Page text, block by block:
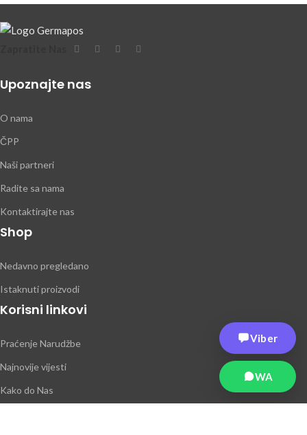
Upoznajte nas
O nama
ČPP
Naši partneri
Radite sa nama
Kontaktirajte nas
Shop
Nedavno pregledano
Istaknuti proizvodi
Korisni linkovi
Praćenje Narudžbe
Najnovije vijesti
Kako do Nas
Viber
WA